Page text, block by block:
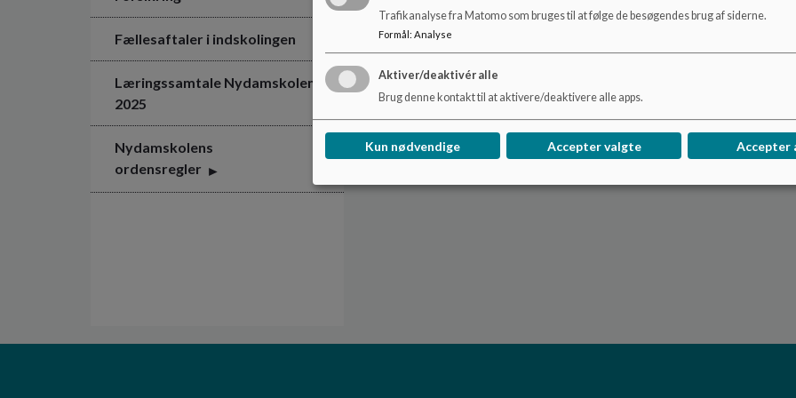
Fællesaftaler i indskolingen
Læringssamtale Nydamskolen
2025
Nydamskolens
ordensregler
6 13:10-13:55 6. lektion
13:55-14.00 Pause
7 14:00-14:45 7. lektion
Trafikanalyse fra Matomo som bruges til at følge de besøgendes brug af siderne.
Formål : Analyse
Aktiver/deaktivér alle
Brug denne kontakt til at aktivere/deaktivere alle apps.
Kun nødvendige Accepter valgte Accepter